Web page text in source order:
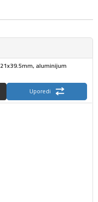
aluminijum
Uporedi